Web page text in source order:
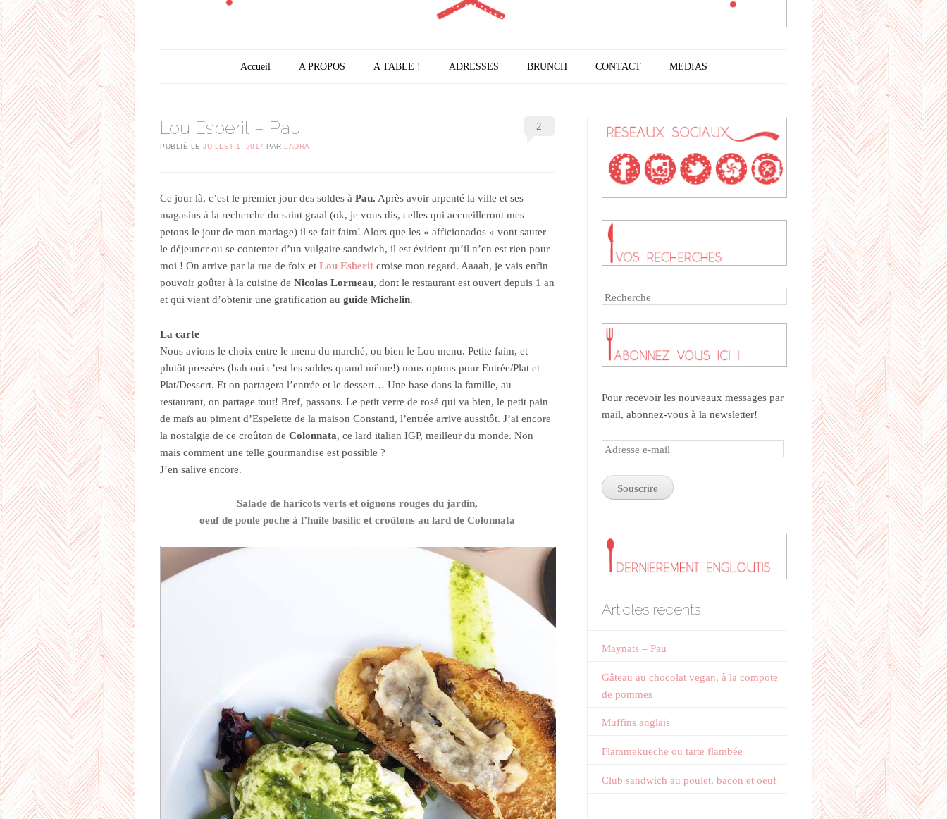
Menu principal
Aller au contenu principal
Accueil A PROPOS A TABLE ! ADRESSES BRUNCH CONTACT MEDIAS
Lou Esberit – Pau
PUBLIÉ LE JUILLET 1, 2017 PAR LAURA
2
Ce jour là, c’est le premier jour des soldes à Pau. Après avoir arpenté la ville et ses
magasins à la recherche du saint graal (ok, je vous dis, celles qui accueilleront mes
petons le jour de mon mariage) il se fait faim! Alors que les « afficionados » vont sauter
le déjeuner ou se contenter d’un vulgaire sandwich, il est évident qu’il n’en est rien pour
moi ! On arrive par la rue de foix et Lou Esberit croise mon regard. Aaaah, je vais enfin
pouvoir goûter à la cuisine de Nicolas Lormeau, dont le restaurant est ouvert depuis 1 an
et qui vient d’obtenir une gratification au guide Michelin.
La carte
Nous avions le choix entre le menu du marché, ou bien le Lou menu. Petite faim, et
plutôt pressées (bah oui c’est les soldes quand même!) nous optons pour Entrée/Plat et
Plat/Dessert. Et on partagera l’entrée et le dessert… Une base dans la famille, au
restaurant, on partage tout! Bref, passons. Le petit verre de rosé qui va bien, le petit pain
de maïs au piment d’Espelette de la maison Constanti, l’entrée arrive aussitôt. J’ai encore
la nostalgie de ce croûton de Colonnata, ce lard italien IGP, meilleur du monde. Non
mais comment une telle gourmandise est possible ?
J’en salive encore.
Salade de haricots verts et oignons rouges du jardin,
oeuf de poule poché à l’huile basilic et croûtons au lard de Colonnata
Recherche
Pour recevoir les nouveaux messages par
mail, abonnez-vous à la newsletter!
Adresse
mail
Articles récents
Maynats – Pau
Gâteau au chocolat vegan, à la compote
de pommes
Muffins anglais
Flammekueche ou tarte flambée
Club sandwich au poulet, bacon et oeuf